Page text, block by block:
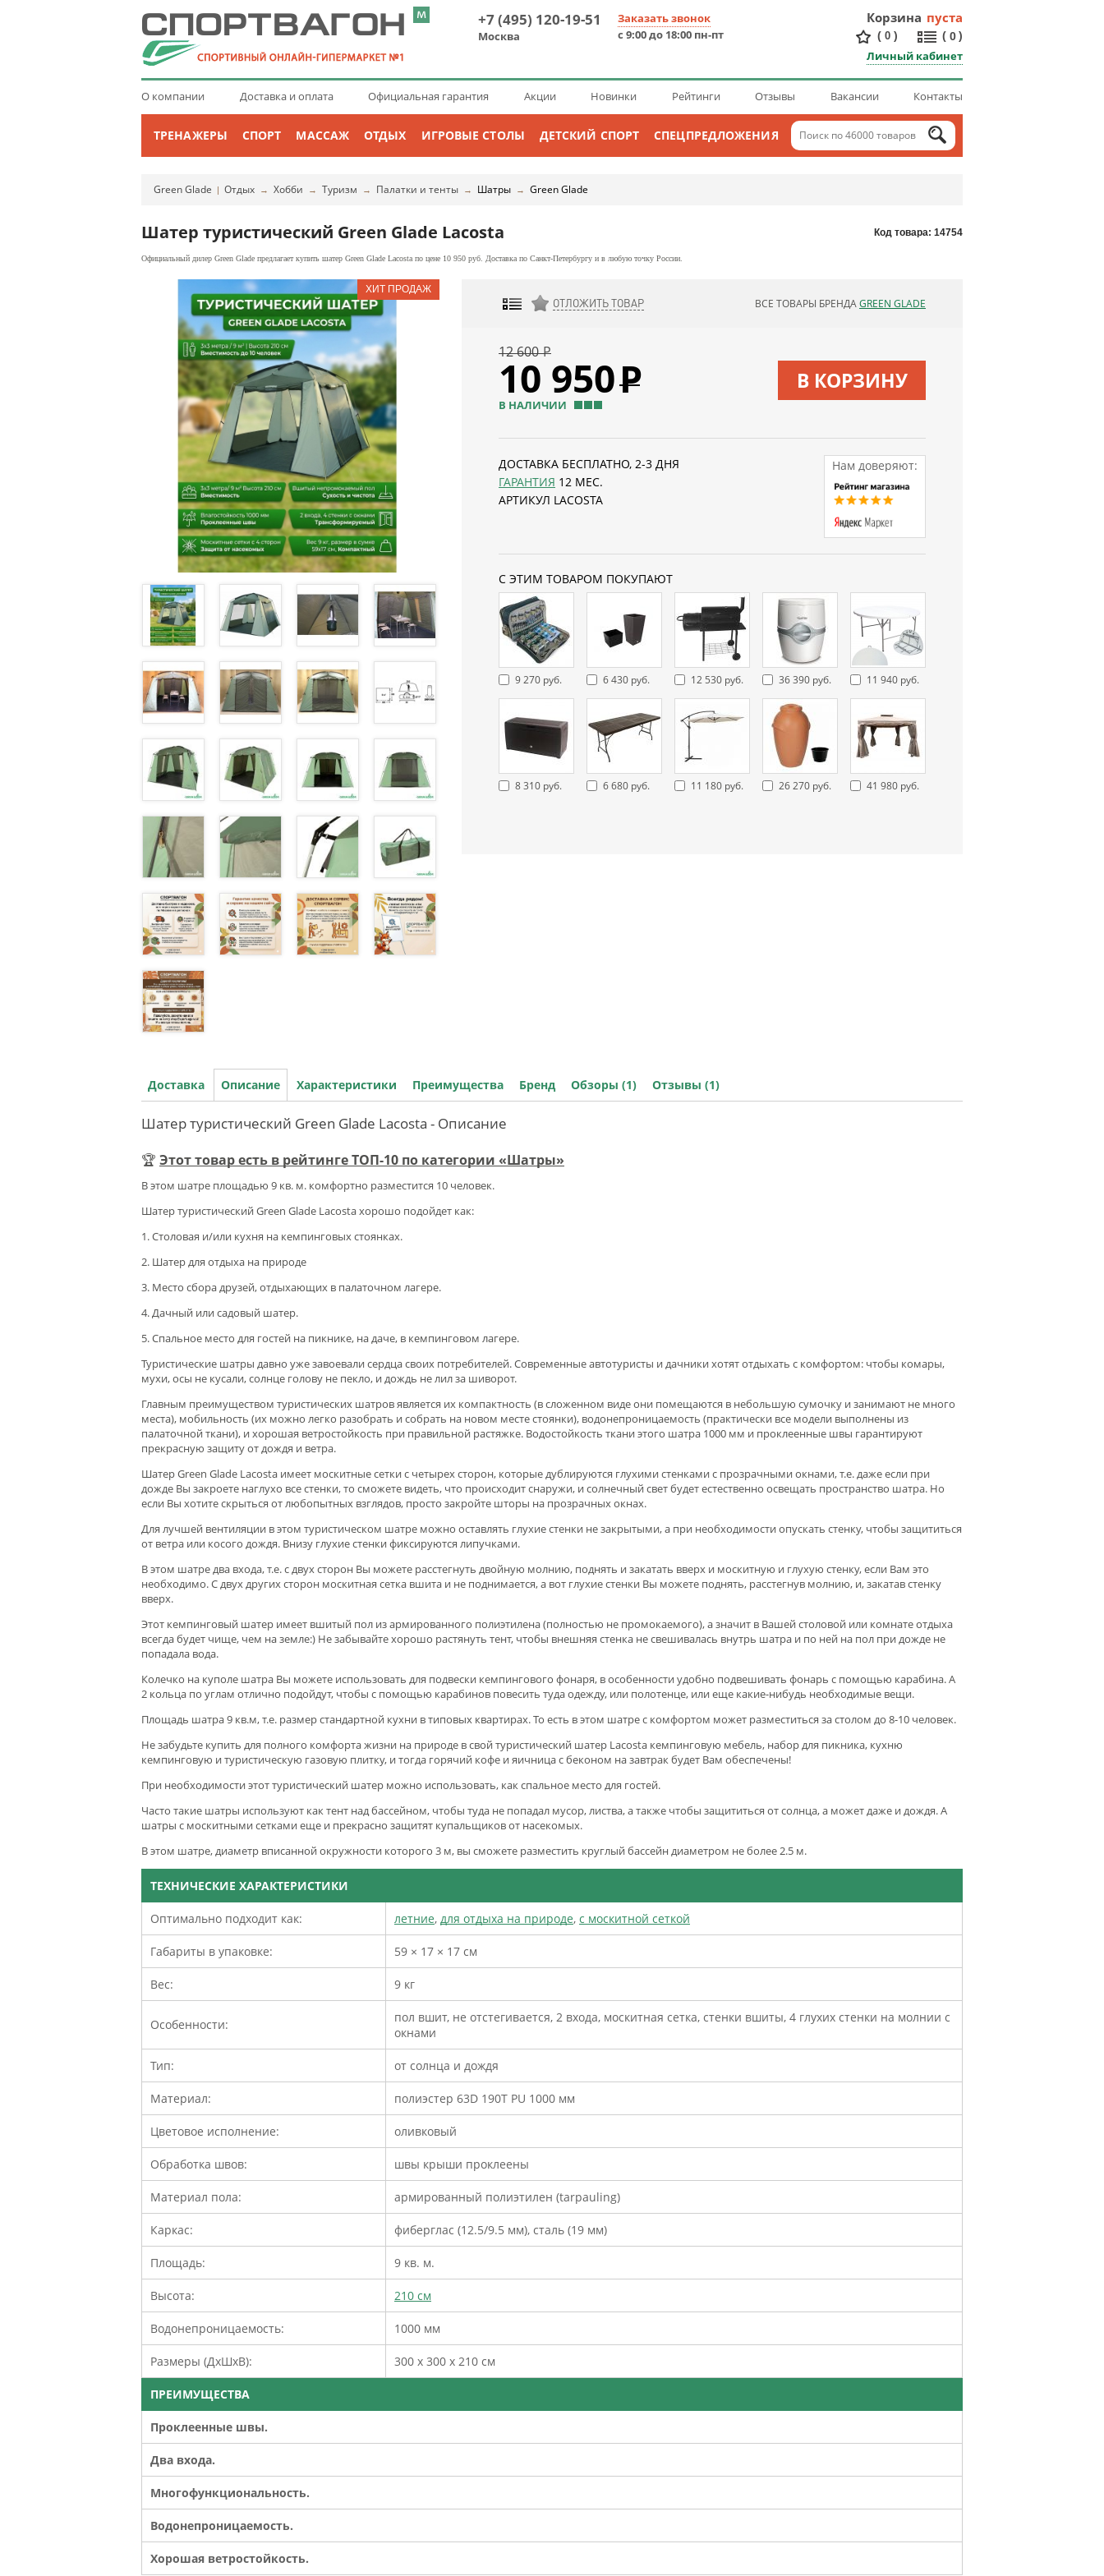
+7 (495) 120-19-51
Москва
Заказать звонок
с 9:00 до 18:00 пн-пт
Корзина пуста
( 0 ) ( 0 )
Личный кабинет
О компании Доставка и оплата Официальная гарантия Акции Новинки Рейтинги Отзывы Вакансии Контакты
ТРЕНАЖЕРЫ СПОРТ МАССАЖ ОТДЫХ ИГРОВЫЕ СТОЛЫ ДЕТСКИЙ СПОРТ СПЕЦПРЕДЛОЖЕНИЯ
Green Glade | Отдых → Хобби → Туризм → Палатки и тенты → Шатры → Green Glade
Код товара: 14754
Шатер туристический Green Glade Lacosta
Официальный дилер Green Glade предлагает купить шатер Green Glade Lacosta по цене 10 950 руб. Доставка по Санкт-Петербургу и в любую точку России.
ДОБАВИТЬ К СРАВНЕНИЮ ОБНОВЛЯЮ СПИСОК
ОТЛОЖИТЬ ТОВАР ВСЕ ТОВАРЫ БРЕНДАGREEN GLADE
12 600 Р
10 950Р
В НАЛИЧИИ
В КОРЗИНУ
ДОСТАВКА БЕСПЛАТНО, 2-3 ДНЯ
ГАРАНТИЯ 12 МЕС.
АРТИКУЛ LACOSTA
Нам доверяют:
С ЭТИМ ТОВАРОМ ПОКУПАЮТ
9 270 руб. 6 430 руб. 12 530 руб. 36 390 руб. 11 940 руб.
8 310 руб. 6 680 руб. 11 180 руб. 26 270 руб. 41 980 руб.
Доставка Описание Характеристики Преимущества Бренд Обзоры (1) Отзывы (1)
Шатер туристический Green Glade Lacosta - Описание
🏆 Этот товар есть в рейтинге ТОП-10 по категории «Шатры»
В этом шатре площадью 9 кв. м. комфортно разместится 10 человек.
Шатер туристический Green Glade Lacosta хорошо подойдет как:
1. Столовая и/или кухня на кемпинговых стоянках.
2. Шатер для отдыха на природе
3. Место сбора друзей, отдыхающих в палаточном лагере.
4. Дачный или садовый шатер.
5. Спальное место для гостей на пикнике, на даче, в кемпинговом лагере.
Туристические шатры давно уже завоевали сердца своих потребителей. Современные автотуристы и дачники хотят отдыхать с комфортом: чтобы комары,
мухи, осы не кусали, солнце голову не пекло, и дождь не лил за шиворот.
Главным преимуществом туристических шатров является их компактность (в сложенном виде они помещаются в небольшую сумочку и занимают не много
места), мобильность (их можно легко разобрать и собрать на новом месте стоянки), водонепроницаемость (практически все модели выполнены из
палаточной ткани), и хорошая ветростойкость при правильной растяжке. Водостойкость ткани этого шатра 1000 мм и проклеенные швы гарантируют
прекрасную защиту от дождя и ветра.
Шатер Green Glade Lacosta имеет москитные сетки с четырех сторон, которые дублируются глухими стенками с прозрачными окнами, т.е. даже если при
дожде Вы закроете наглухо все стенки, то сможете видеть, что происходит снаружи, и солнечный свет будет естественно освещать пространство шатра. Но
если Вы хотите скрыться от любопытных взглядов, просто закройте шторы на прозрачных окнах.
Для лучшей вентиляции в этом туристическом шатре можно оставлять глухие стенки не закрытыми, а при необходимости опускать стенку, чтобы защититься
от ветра или косого дождя. Внизу глухие стенки фиксируются липучками.
В этом шатре два входа, т.е. с двух сторон Вы можете расстегнуть двойную молнию, поднять и закатать вверх и москитную и глухую стенку, если Вам это
необходимо. С двух других сторон москитная сетка вшита и не поднимается, а вот глухие стенки Вы можете поднять, расстегнув молнию, и, закатав стенку
вверх.
Этот кемпинговый шатер имеет вшитый пол из армированного полиэтилена (полностью не промокаемого), а значит в Вашей столовой или комнате отдыха
всегда будет чище, чем на земле:) Не забывайте хорошо растянуть тент, чтобы внешняя стенка не свешивалась внутрь шатра и по ней на пол при дожде не
попадала вода.
Колечко на куполе шатра Вы можете использовать для подвески кемпингового фонаря, в особенности удобно подвешивать фонарь с помощью карабина. А
2 кольца по углам отлично подойдут, чтобы с помощью карабинов повесить туда одежду, или полотенце, или еще какие-нибудь необходимые вещи.
Площадь шатра 9 кв.м, т.е. размер стандартной кухни в типовых квартирах. То есть в этом шатре с комфортом может разместиться за столом до 8-10 человек.
Не забудьте купить для полного комфорта жизни на природе в свой туристический шатер Lacosta кемпинговую мебель, набор для пикника, кухню
кемпинговую и туристическую газовую плитку, и тогда горячий кофе и яичница с беконом на завтрак будeт Вам обеспечены!
При необходимости этот туристический шатер можно использовать, как спальное место для гостей.
Часто такие шатры используют как тент над бассейном, чтобы туда не попадал мусор, листва, а также чтобы защититься от солнца, а может даже и дождя. А
шатры с москитными сетками еще и прекрасно защитят купальщиков от насекомых.
В этом шатре, диаметр вписанной окружности которого 3 м, вы сможете разместить круглый бассейн диаметром не более 2.5 м.
ТЕХНИЧЕСКИЕ ХАРАКТЕРИСТИКИ
Оптимально подходит как: летние, для отдыха на природе, с москитной сеткой
Габариты в упаковке: 59 × 17 × 17 см
Вес: 9 кг
Особенности:
пол вшит, не отстегивается, 2 входа, москитная сетка, стенки вшиты, 4 глухих стенки на молнии с
окнами
Тип: от солнца и дождя
Материал: полиэстер 63D 190T PU 1000 мм
Цветовое исполнение: оливковый
Обработка швов: швы крыши проклеены
Материал пола: армированный полиэтилен (tarpauling)
Каркас: фиберглас (12.5/9.5 мм), сталь (19 мм)
Площадь: 9 кв. м.
Высота: 210 см
Водонепроницаемость: 1000 мм
Размеры (ДхШхВ): 300 х 300 х 210 см
ПРЕИМУЩЕСТВА
Проклеенные швы.
Два входа.
Многофункциональность.
Водонепроницаемость.
Хорошая ветростойкость.